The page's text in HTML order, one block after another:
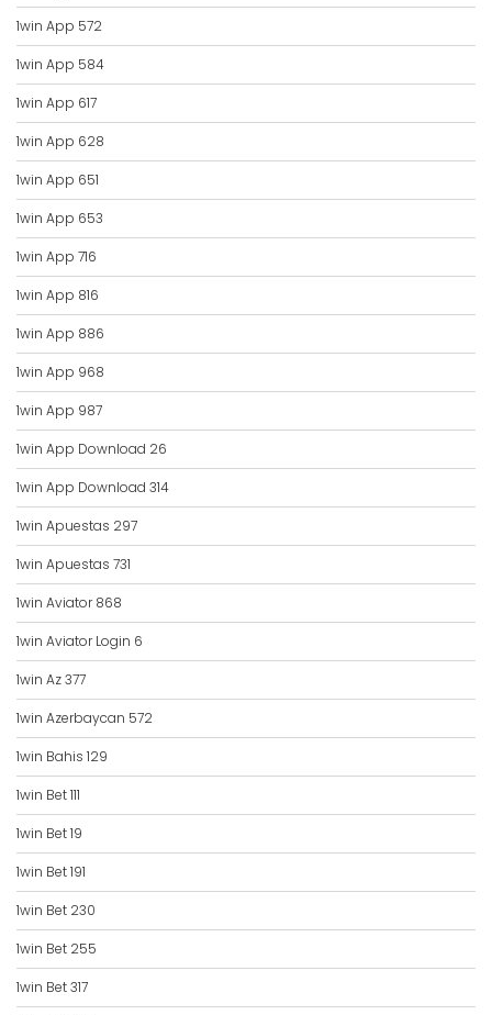
1win App 572
1win App 584
1win App 617
1win App 628
1win App 651
1win App 653
1win App 716
1win App 816
1win App 886
1win App 968
1win App 987
1win App Download 26
1win App Download 314
1win Apuestas 297
1win Apuestas 731
1win Aviator 868
1win Aviator Login 6
1win Az 377
1win Azerbaycan 572
1win Bahis 129
1win Bet 111
1win Bet 19
1win Bet 191
1win Bet 230
1win Bet 255
1win Bet 317